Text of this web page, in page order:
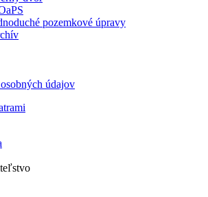
pozemkové úpravy
údajov